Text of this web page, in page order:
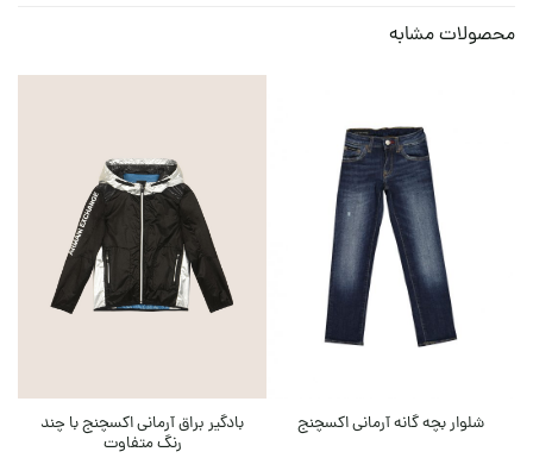
محصولات مشابه
شلوار بچه گانه آرمانی اکسچنج
بادگیر براق آرمانی اکسچنج با چند
رنگ متفاوت